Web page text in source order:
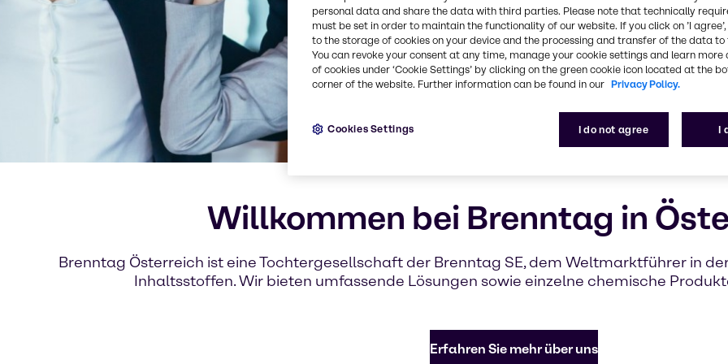
für 2026
Care
Erfahren Sie
Willkommen bei Brenntag in
Brenntag Österreich ist eine Tochtergesellschaft der Brenntag SE, dem Weltmarktführer in
Inhaltsstoffen. Wir bieten umfassende Lösungen sowie einzelne chemische
Erfahren Sie mehr über uns
personal data and share the data with third parties. Please note that technically
must be set in order to maintain the functionality of our website. If you click on ’I
to the storage of cookies on your device and the processing and transfer of the data
You can revoke your consent at any time, manage your cookie settings and learn more
of cookies under ‘Cookie Settings’ by clicking on the green cookie icon located at the
corner of the website. Further information can be found in our Privacy Policy.
I do not agree I
Cookies Settings